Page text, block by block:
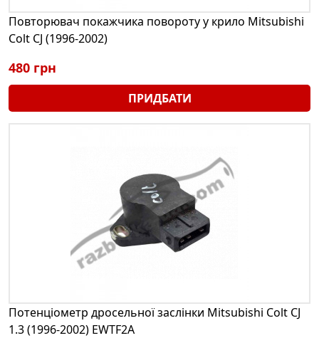
Повторювач покажчика повороту у крило Mitsubishi
Colt CJ (1996-2002)
480 грн
ПРИДБАТИ
Потенціометр дросельної заслінки Mitsubishi Colt CJ
1.3 (1996-2002) EWTF2A